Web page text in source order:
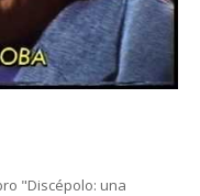
"Discépolo: una